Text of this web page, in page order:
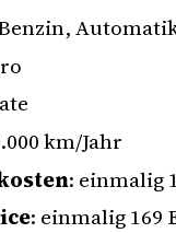
km/Jahr
: einmalig
: einmalig 169